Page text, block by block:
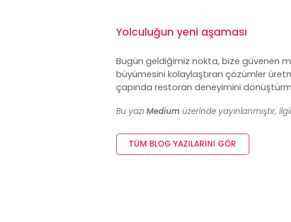
Yolculuğun yeni aşaması
Bugün geldiğimiz nokta, bize güvenen
büyümesini kolaylaştıran çözümler
çapında restoran deneyimini
Bu yazı Mediumüzerinde yayınlanmıştır,
TÜM BLOG YAZILARINI GÖR